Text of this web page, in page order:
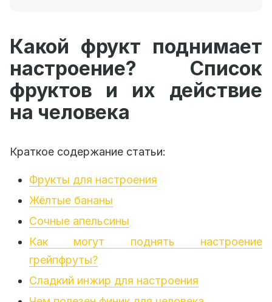
Какой фрукт поднимает
настроение? Список
фруктов и их действие
на человека
Краткое содержание статьи:
Фрукты для настроения
Жёлтые бананы
Сочные апельсины
Как могут поднять настроение
грейпфруты?
Сладкий инжир для настроения